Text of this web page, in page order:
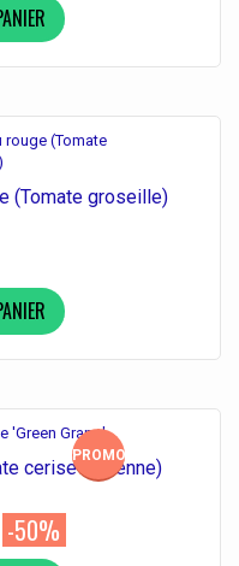
(Tomate groseille)
PROMO!
cerise ancienne)
-50%